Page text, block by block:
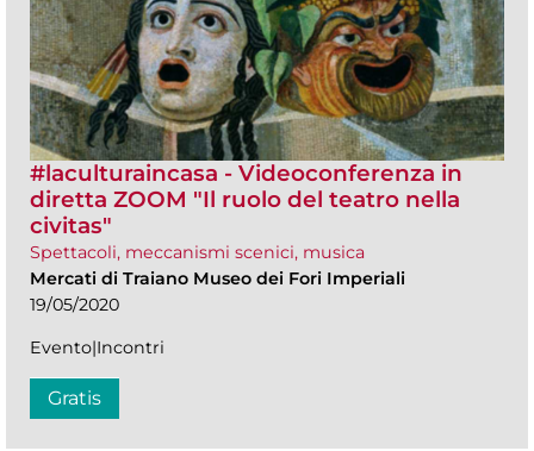
#laculturaincasa - Videoconferenza in
diretta ZOOM​ "Il ruolo del teatro nella
civitas"
Spettacoli, meccanismi scenici, musica
Mercati di Traiano Museo dei Fori Imperiali
19/05/2020
Evento|Incontri
Gratis